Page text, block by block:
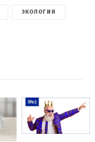
ЭКОЛОГИЯ